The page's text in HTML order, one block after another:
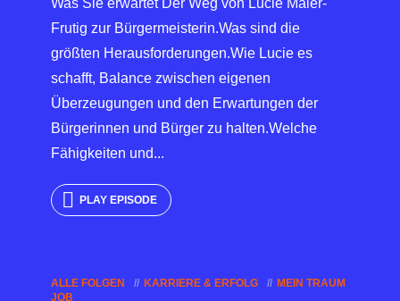
Was Sie erwartet Der Weg von Lucie Maier-
Frutig zur Bürgermeisterin.Was sind die
größten Herausforderungen.Wie Lucie es
schafft, Balance zwischen eigenen
Überzeugungen und den Erwartungen der
Bürgerinnen und Bürger zu halten.Welche
Fähigkeiten und...
PLAY EPISODE
ALLE FOLGEN KARRIERE & ERFOLG
MEIN TRAUM
JOB